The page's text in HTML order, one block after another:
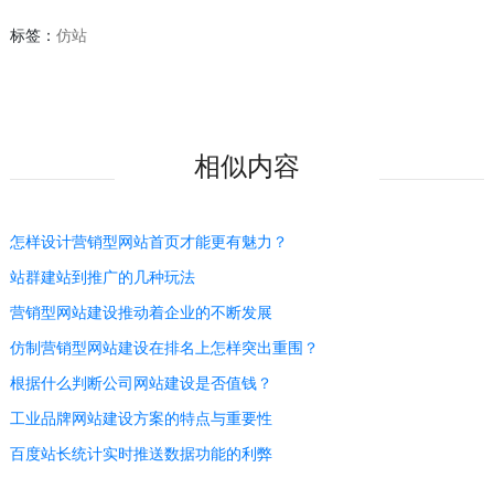
标签： 仿站
相似内容
怎样设计营销型网站首页才能更有魅力？
站群建站到推广的几种玩法
营销型网站建设推动着企业的不断发展
仿制营销型网站建设在排名上怎样突出重围？
根据什么判断公司网站建设是否值钱？
工业品牌网站建设方案的特点与重要性
百度站长统计实时推送数据功能的利弊